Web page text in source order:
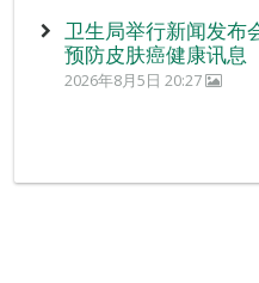
卫生局举行新闻发布
预防皮肤癌健康讯息
2026年8月5日 20:27